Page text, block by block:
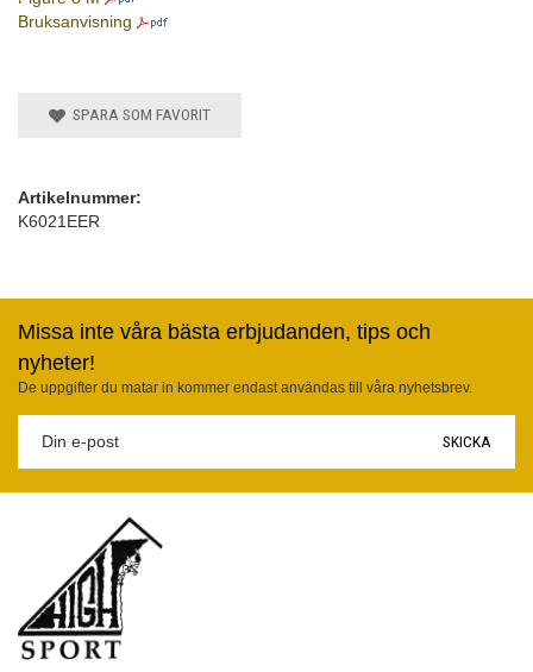
Bruksanvisning
SPARA SOM FAVORIT
Artikelnummer:
K6021EER
Missa inte våra bästa erbjudanden, tips och
nyheter!
De uppgifter du matar in kommer endast användas till våra nyhetsbrev.
SKICKA